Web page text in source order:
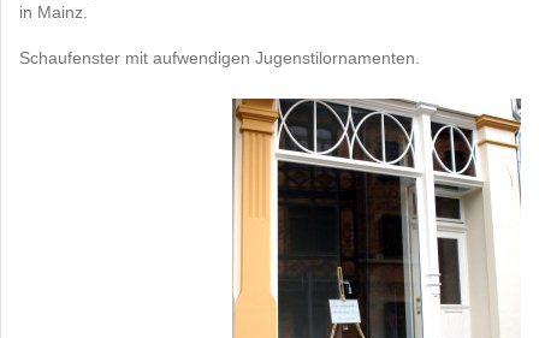
in Mainz.
Schaufenster mit aufwendigen Jugenstilornamenten.